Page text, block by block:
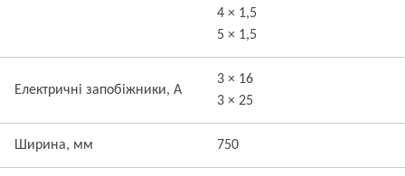
4 × 1,5
5 × 1,5
Електричні запобіжники, А
3 × 16
3 × 25
Ширина, мм 750